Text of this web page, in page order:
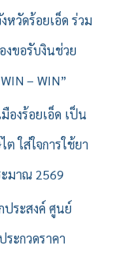
หวัดร้อยเอ็ด ร่วม
งขอรับงินช่วย
– WIN”
องร้อยเอ็ด เป็น
ใส่ใจการใช้ยา
ะมาณ 2569
ประสงค์ ศูนย์
ะกวดราคา